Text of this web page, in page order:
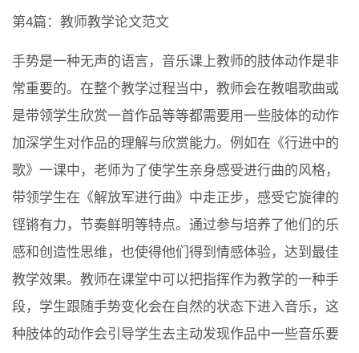
第4篇：教师教学论文范文
手势是一种无声的语言，音乐课上教师的肢体动作是非
常重要的。在整个教学过程当中，教师会在教唱歌曲或
是带领学生欣赏一首作品等等都需要用一些肢体的动作
加深学生对作品的理解与欣赏能力。例如在《行进中的
歌》一课中，老师为了使学生亲身感受进行曲的风格，
带领学生在《解放军进行曲》中走正步，感受它旋律的
铿锵有力，节奏鲜明等特点。通过参与培养了他们的乐
感和创造性思维，也使得他们得到情感体验，达到最佳
教学效果。教师在课堂中可以把指挥作为教学的一种手
段，学生跟随手势变化会在自然的状态下进入音乐，这
种肢体的动作会引导学生去主动发现作品中一些音乐要